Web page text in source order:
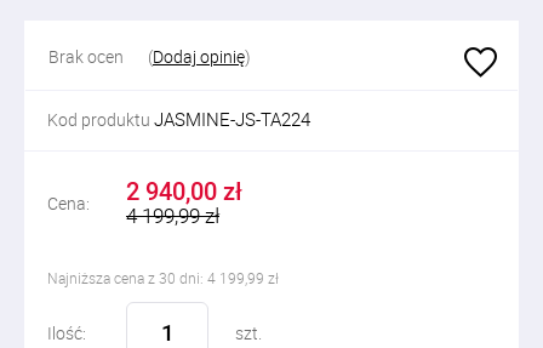
Brak ocen (Dodaj opinię)
Kod produktu JASMINE-JS-TA224
Cena: 2 940,00 zł
4 199,99 zł
Najniższa cena z 30 dni: 4 199,99 zł
Ilość: szt.